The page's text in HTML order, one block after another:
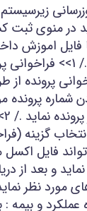
در منوی
فایل اموزش
خارج و مطالعه
پرونده از
شماره
گزینه
فایل اکسل
و بعد از
و بیمه :